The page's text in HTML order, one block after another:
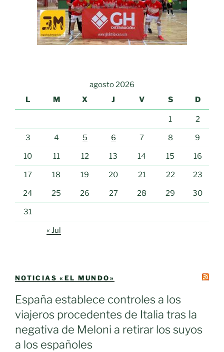
agosto 2026
L
M X J V S D
1 2
3 4 5 6 7 8 9
10 11 12 13 14 15 16
17 18 19 20 21 22 23
24 25 26 27 28 29 30
31
« Jul
NOTICIAS «EL MUNDO»
España establece controles a los
viajeros procedentes de Italia tras la
negativa de Meloni a retirar los suyos
a los españoles